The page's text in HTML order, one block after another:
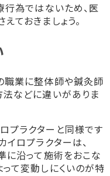
行為ではないため、医
ておきましょう。
職業に整体師や鍼灸師
などに違いがありま
プラクターと同様です
イロプラクターは、
に沿って施術をおこな
て変動しにくいのが特